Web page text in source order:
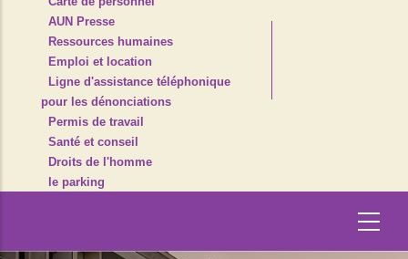
AUN Presse
Ressources humaines
Emploi et location
Ligne d'assistance téléphonique
pour les dénonciations
Permis de travail
Santé et conseil
Droits de l'homme
le parking